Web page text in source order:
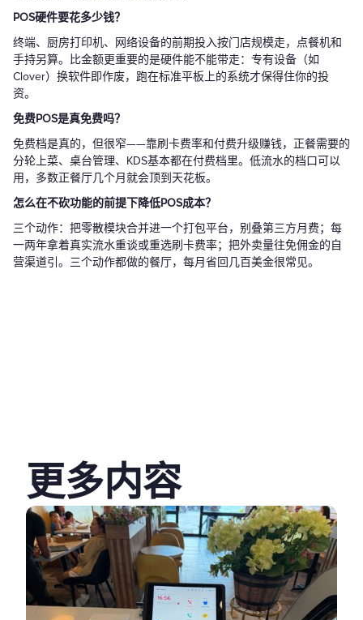
POS硬件要花多少钱？
终端、厨房打印机、网络设备的前期投入按门店规模走，点餐机和
手持另算。比金额更重要的是硬件能不能带走：专有设备（如
Clover）换软件即作废，跑在标准平板上的系统才保得住你的投
资。
免费POS是真免费吗？
免费档是真的，但很窄——靠刷卡费率和付费升级赚钱，正餐需要的
分轮上菜、桌台管理、KDS基本都在付费档里。低流水的档口可以
用，多数正餐厅几个月就会顶到天花板。
怎么在不砍功能的前提下降低POS成本？
三个动作：把零散模块合并进一个打包平台，别叠第三方月费；每
一两年拿着真实流水重谈或重选刷卡费率；把外卖量往免佣金的自
营渠道引。三个动作都做的餐厅，每月省回几百美金很常见。
更多内容